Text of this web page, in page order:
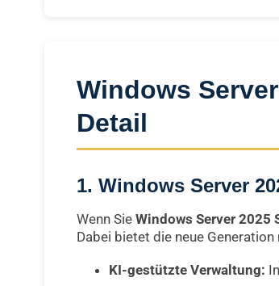
Windows
Detail
1. Windows Server
Wenn Sie Windows Server 2025
Dabei bietet die neue
KI-gestützte Verwaltung: